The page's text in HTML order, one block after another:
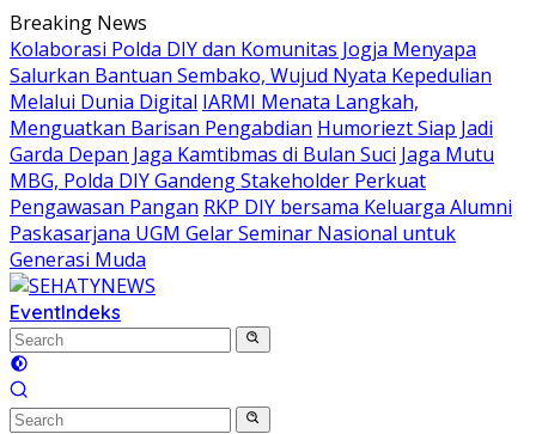
Skip
to
content
Breaking News
Kolaborasi Polda DIY dan Komunitas Jogja Menyapa
Salurkan Bantuan Sembako, Wujud Nyata Kepedulian
Melalui Dunia Digital IARMI Menata Langkah,
Menguatkan Barisan Pengabdian Humoriezt Siap Jadi
Garda Depan Jaga Kamtibmas di Bulan Suci Jaga Mutu
MBG, Polda DIY Gandeng Stakeholder Perkuat
Pengawasan Pangan RKP DIY bersama Keluarga Alumni
Paskasarjana UGM Gelar Seminar Nasional untuk
Generasi Muda
EventIndeks